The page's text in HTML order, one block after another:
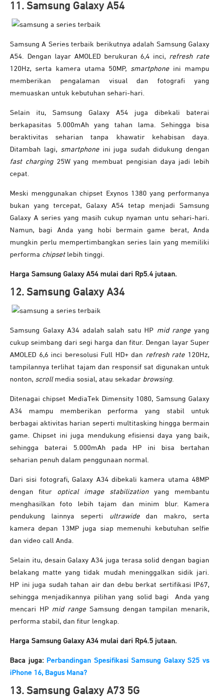
11. Samsung Galaxy A54
Samsung A Series terbaik berikutnya adalah Samsung Galaxy
A54. Dengan layar AMOLED berukuran 6,4 inci, refresh rate
120Hz, serta kamera utama 50MP, smartphone ini mampu
memberikan pengalaman visual dan fotografi yang
memuaskan untuk kebutuhan sehari-hari.
Selain itu, Samsung Galaxy A54 juga dibekali baterai
berkapasitas 5.000mAh yang tahan lama. Sehingga bisa
beraktivitas seharian tanpa khawatir kehabisan daya.
Ditambah lagi, smartphone ini juga sudah didukung dengan
fast charging25W yang membuat pengisian daya jadi lebih
cepat.
Meski menggunakan chipset Exynos 1380 yang performanya
bukan yang tercepat, Galaxy A54 tetap menjadi Samsung
Galaxy A series yang masih cukup nyaman untu sehari-hari.
Namun, bagi Anda yang hobi bermain game berat, Anda
mungkin perlu mempertimbangkan series lain yang memiliki
performa chipsetlebih tinggi.
Harga Samsung Galaxy A54 mulai dari Rp5.4 jutaan.
12. Samsung Galaxy A34
Samsung Galaxy A34 adalah salah satu HP mid range yang
cukup seimbang dari segi harga dan fitur. Dengan layar Super
AMOLED 6,6 inci beresolusi Full HD+ dan refresh rate 120Hz,
tampilannya terlihat tajam dan responsif sat digunakan untuk
nonton, scrollmedia sosial, atau sekadar browsing.
Ditenagai chipset MediaTek Dimensity 1080, Samsung Galaxy
A34 mampu memberikan performa yang stabil untuk
berbagai aktivitas harian seperti multitasking hingga bermain
game. Chipset ini juga mendukung efisiensi daya yang baik,
sehingga baterai 5.000mAh pada HP ini bisa bertahan
seharian penuh dalam penggunaan normal.
Dari sisi fotografi, Galaxy A34 dibekali kamera utama 48MP
dengan fitur optical image stabilizationyang membantu
menghasilkan foto lebih tajam dan minim blur. Kamera
pendukung lainnya seperti ultrawidedan makro, serta
kamera depan 13MP juga siap memenuhi kebutuhan selfie
dan video call Anda.
Selain itu, desain Galaxy A34 juga terasa solid dengan bagian
belakang matte yang tidak mudah meninggalkan sidik jari.
HP ini juga sudah tahan air dan debu berkat sertifikasi IP67,
sehingga menjadikannya pilihan yang solid bagi Anda yang
mencari HP mid range Samsung dengan tampilan menarik,
performa stabil, dan fitur lengkap.
Harga Samsung Galaxy A34 mulai dari Rp4.5 jutaan.
Baca juga: Perbandingan Spesifikasi Samsung Galaxy S25 vs
iPhone 16, Bagus Mana?
13. Samsung Galaxy A73 5G